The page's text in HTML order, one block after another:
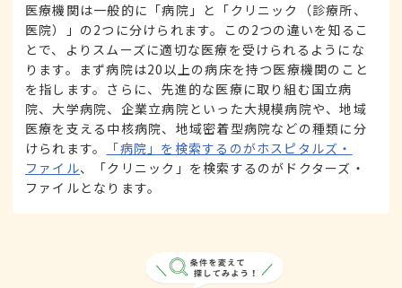
医療機関は一般的に「病院」と「クリニック（診療所、
医院）」の2つに分けられます。この2つの違いを知るこ
とで、よりスムーズに適切な医療を受けられるようにな
ります。まず病院は20以上の病床を持つ医療機関のこと
を指します。さらに、先進的な医療に取り組む国立病
院、大学病院、企業立病院といった大規模病院や、地域
医療を支える中核病院、地域密着型病院などの種類に分
けられます。
「病院」を検索するのがホスピタルズ・
ファイル、「クリニック」を検索するのがドクターズ・
ファイルとなります。